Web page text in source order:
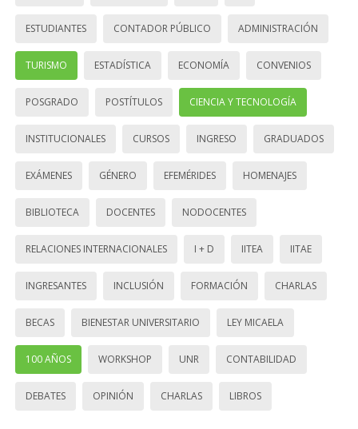
ESTUDIANTES CONTADOR PÚBLICO ADMINISTRACIÓN
TURISMO ESTADÍSTICA ECONOMÍA CONVENIOS
POSGRADO POSTÍTULOS CIENCIA Y TECNOLOGÍA
INSTITUCIONALES CURSOS INGRESO GRADUADOS
EXÁMENES GÉNERO EFEMÉRIDES HOMENAJES
BIBLIOTECA DOCENTES NODOCENTES
RELACIONES INTERNACIONALES I + D IITEA IITAE
INGRESANTES INCLUSIÓN FORMACIÓN CHARLAS
BECAS BIENESTAR UNIVERSITARIO LEY MICAELA
100 AÑOS WORKSHOP UNR CONTABILIDAD
DEBATES OPINIÓN CHARLAS LIBROS